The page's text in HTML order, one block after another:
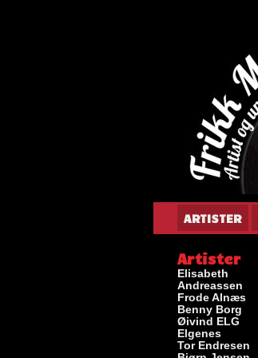
ARTISTER
Artister
Elisabeth
Andreassen
Frode Alnæs
Benny Borg
Øivind ELG
Elgenes
Tor Endresen